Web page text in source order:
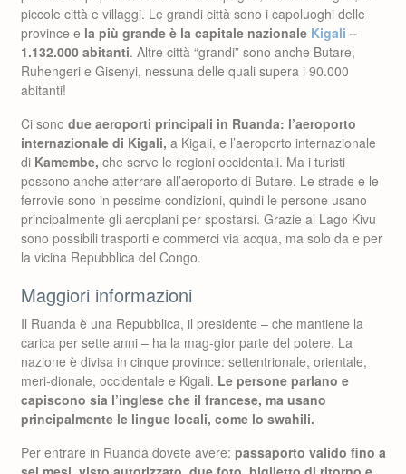
piccole città e villaggi. Le grandi città sono i capoluoghi delle
province e la più grande è la capitale nazionale Kigali –
1.132.000 abitanti. Altre città “grandi” sono anche Butare,
Ruhengeri e Gisenyi, nessuna delle quali supera i 90.000
abitanti!
Ci sono due aeroporti principali in Ruanda: l’aeroporto
internazionale di Kigali, a Kigali, e l’aeroporto internazionale
di Kamembe, che serve le regioni occidentali. Ma i turisti
possono anche atterrare all’aeroporto di Butare. Le strade e le
ferrovie sono in pessime condizioni, quindi le persone usano
principalmente gli aeroplani per spostarsi. Grazie al Lago Kivu
sono possibili trasporti e commerci via acqua, ma solo da e per
la vicina Repubblica del Congo.
Maggiori informazioni
Il Ruanda è una Repubblica, il presidente – che mantiene la
carica per sette anni – ha la mag-gior parte del potere. La
nazione è divisa in cinque province: settentrionale, orientale,
meri-dionale, occidentale e Kigali. Le persone parlano e
capiscono sia l’inglese che il francese, ma usano
principalmente le lingue locali, come lo swahili.
Per entrare in Ruanda dovete avere: passaporto valido fino a